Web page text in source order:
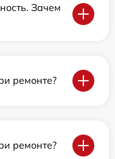
Зачем
ремонте?
ремонте?